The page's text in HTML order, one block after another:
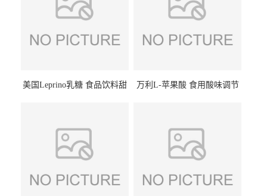
美国Leprino乳糖 食品饮料甜
万利L-苹果酸 食用酸味调节